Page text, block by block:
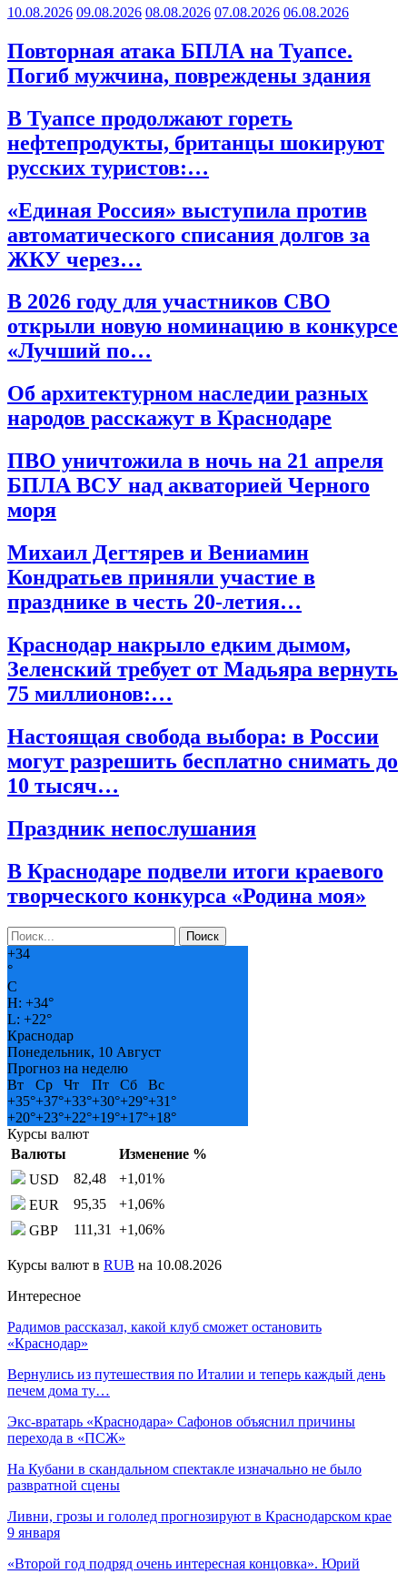
10.08.2026 09.08.2026 08.08.2026 07.08.2026 06.08.2026
Повторная атака БПЛА на Туапсе.
Погиб мужчина, повреждены здания
В Туапсе продолжают гореть
нефтепродукты, британцы шокируют
русских туристов:…
«Единая Россия» выступила против
автоматического списания долгов за
ЖКУ через…
В 2026 году для участников СВО
открыли новую номинацию в конкурсе
«Лучший по…
Об архитектурном наследии разных
народов расскажут в Краснодаре
ПВО уничтожила в ночь на 21 апреля
БПЛА ВСУ над акваторией Черного
моря
Михаил Дегтярев и Вениамин
Кондратьев приняли участие в
празднике в честь 20-летия…
Краснодар накрыло едким дымом,
Зеленский требует от Мадьяра вернуть
75 миллионов:…
Настоящая свобода выбора: в России
могут разрешить бесплатно снимать до
10 тысяч…
Праздник непослушания
В Краснодаре подвели итоги краевого
творческого конкурса «Родина моя»
+34
°
C
H: +34°
L: +22°
Краснодар
Понедельник, 10 Август
Прогноз на неделю
Вт
Ср Чт Пт Сб
Вс
+35°+37°+33°+30°+29°+31°
+20°+23°+22°+19°+17°+18°
Курсы валют
Валюты
Изменение %
USD
82,48 +1,01%
EUR
95,35 +1,06%
GBP
111,31 +1,06%
Курсы валют в RUB на 10.08.2026
Интересное
Радимов рассказал, какой клуб сможет остановить
«Краснодар»
Вернулись из путешествия по Италии и теперь каждый день
печем дома ту…
Экс-вратарь «Краснодара» Сафонов объяснил причины
перехода в «ПСЖ»
На Кубани в скандальном спектакле изначально не было
развратной сцены
Ливни, грозы и гололед прогнозируют в Краснодарском крае
9 января
«Второй год подряд очень интересная концовка». Юрий